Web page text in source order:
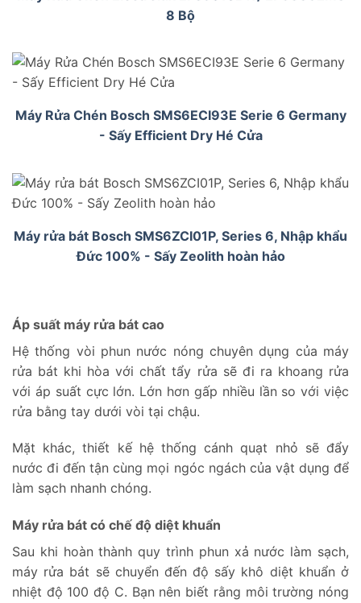
8 Bộ
Máy Rửa Chén Bosch SMS6ECI93E Serie 6 Germany
- Sấy Efficient Dry Hé Cửa
Máy rửa bát Bosch SMS6ZCI01P, Series 6, Nhập khẩu
Đức 100% - Sấy Zeolith hoàn hảo
Áp suất máy rửa bát cao
Hệ thống vòi phun nước nóng chuyên dụng của máy
rửa bát khi hòa với chất tẩy rửa sẽ đi ra khoang rửa
với áp suất cực lớn. Lớn hơn gấp nhiều lần so với việc
rửa bằng tay dưới vòi tại chậu.
Mặt khác, thiết kế hệ thống cánh quạt nhỏ sẽ đẩy
nước đi đến tận cùng mọi ngóc ngách của vật dụng để
làm sạch nhanh chóng.
Máy rửa bát có chế độ diệt khuẩn
Sau khi hoàn thành quy trình phun xả nước làm sạch,
máy rửa bát sẽ chuyển đến độ sấy khô diệt khuẩn ở
nhiệt độ 100 độ C. Bạn nên biết rằng môi trường nóng